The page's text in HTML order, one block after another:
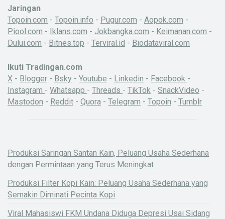
Jaringan
Topoin.com - Topoin.info - Pugur.com - Aopok.com -
Piool.com - Iklans.com - Jokbangka.com - Keimanan.com -
Dului.com - Bitnes.top - Terviral.id - Biodataviral.com
Ikuti Tradingan.com
X - Blogger - Bsky - Youtube - Linkedin - Facebook -
Instagram - Whatsapp - Threads - TikTok - SnackVideo -
Mastodon - Reddit - Quora - Telegram - Topoin - Tumblr
Produksi Saringan Santan Kain, Peluang Usaha Sederhana
dengan Permintaan yang Terus Meningkat
Produksi Filter Kopi Kain: Peluang Usaha Sederhana yang
Semakin Diminati Pecinta Kopi
Viral Mahasiswi FKM Undana Diduga Depresi Usai Sidang